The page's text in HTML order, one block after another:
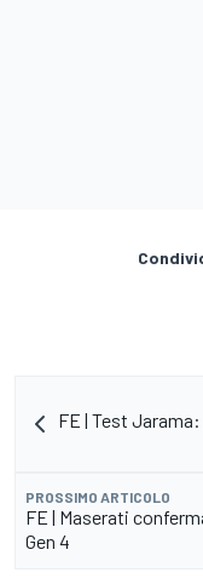
FE | Test
PROSSIMO ARTICOLO
FE | Maserati
Gen 4